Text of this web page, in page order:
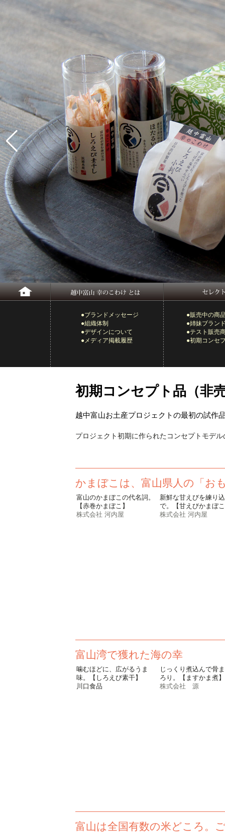
●ブランドメッセージ
●組織体制
●デザインについて
●メディア掲載履歴
●販売中の商
●姉妹ブラン
●テスト販売
●初期コンセ
初期コンセプト品（非
越中富山お土産プロジェクトの最初の試作
プロジェクト初期に作られたコンセプトモデ
かまぼこは、富山県人の「お
富山のかまぼこの代名詞。
【赤巻かまぼこ】
株式会社 河内屋
新鮮な甘えびを練り
で。【甘えびかまぼ
株式会社 河内屋
富山湾で獲れた海の幸
噛むほどに、広がるうま
味。【しろえび素干】
川口食品
じっくり煮込んで骨
ろり。【ますかま煮】
株式会社 源
富山は全国有数の米どころ。